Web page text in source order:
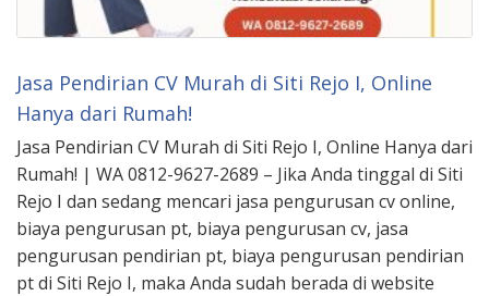
Jasa Pendirian CV Murah di Siti Rejo I, Online
Hanya dari Rumah!
Jasa Pendirian CV Murah di Siti Rejo I, Online Hanya dari
Rumah! | WA 0812-9627-2689 – Jika Anda tinggal di Siti
Rejo I dan sedang mencari jasa pengurusan cv online,
biaya pengurusan pt, biaya pengurusan cv, jasa
pengurusan pendirian pt, biaya pengurusan pendirian
pt di Siti Rejo I, maka Anda sudah berada di website